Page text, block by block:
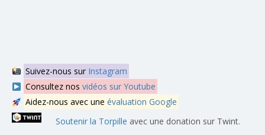
Suivez-nous sur Instagram
Consultez nos vidéos sur Youtube
Aidez-nous avec une évaluation Google
Soutenir la Torpille avec une donation sur Twint.